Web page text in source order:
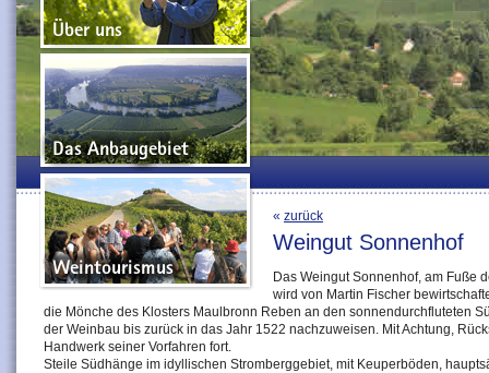
« zurück
Weingut Sonnenhof
Das Weingut Sonnenhof, am Fuße
wird von Martin Fischer
die Mönche des Klosters Maulbronn Reben an den sonnendurchfluteten
der Weinbau bis zurück in das Jahr 1522 nachzuweisen. Mit Achtung,
Handwerk seiner Vorfahren fort.
Steile Südhänge im idyllischen Stromberggebiet, mit Keuperböden,